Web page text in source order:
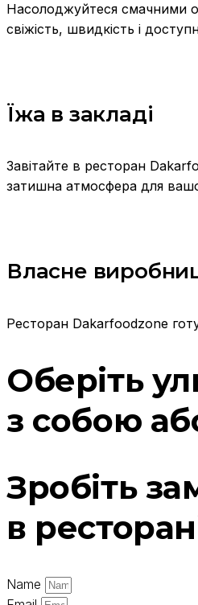
Насолоджуйтеся смачними
свіжість, швидкість і
Їжа в закладі
Завітайте в ресторан
затишна атмосфера для
Власне
Ресторан Dakarfoodzone
Оберіть
з собою
Зробіть
в
Name